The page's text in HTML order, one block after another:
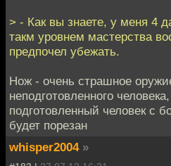
> - Как вы знаете, у меня 4
такм уровнем мастерства
предпочел убежать.
Нож - очень страшное
неподготовленного
подготовленный человек с
будет порезан
whisper2004 »